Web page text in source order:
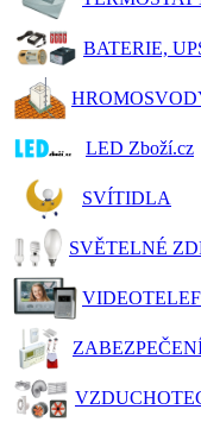
BATERIE,
LED Zboží.cz
SVÍTIDLA
SVĚTELNÉ